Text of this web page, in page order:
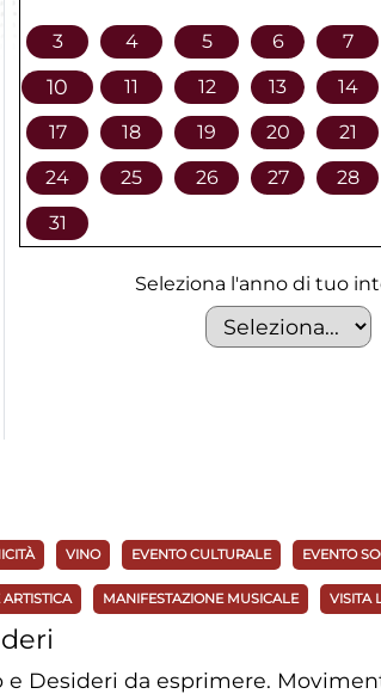
3
4 5 6 7
10 11 12 13 14
17
18 19 20 21
24
25 26 27 28
31
Seleziona l'anno di tuo
VINO EVENTO CULTURALE EVENTO
MANIFESTAZIONE MUSICALE VISITA
e Desideri da esprimere.